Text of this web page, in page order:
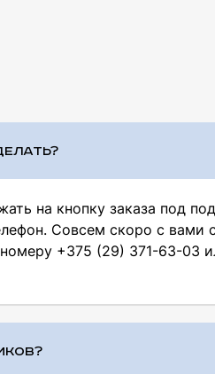
на кнопку заказа под
Совсем скоро с вами
+375 (29) 371-63-03